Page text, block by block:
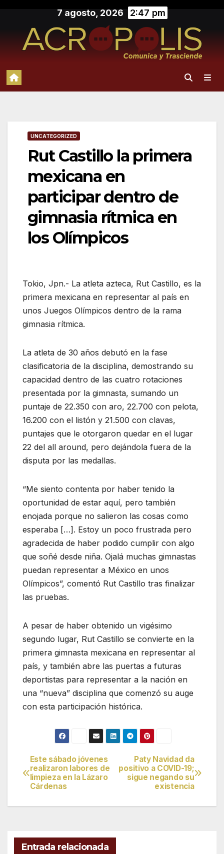
contenido
7 agosto, 2026 2:47 pm
UNCATEGORIZED
Rut Castillo la primera
mexicana en
participar dentro de
gimnasia rítmica en
los Olímpicos
Tokio, Jpn.- La atleta azteca, Rut Castillo, es la
primera mexicana en representar al país en
unos Juegos Olímpicos dentro de la rama
gimnasia rítmica.
La atleta de 30 años debutó en la fase
clasificatoria de la disciplina, demostrando su
capacidad dentro de las cuatro rotaciones
presentada por la gimnasta, sumando un
puntaje de 22.350 con aro, 22.700 con pelota,
16.200 con el listón y 21.500 con clavas,
puntajes que le otorgaron quedar en el lugar
22 del all around, pero dejándola fuera de la
disputa por las medallas.
“Me siento contenta por haber tenido la
oportunidad de estar aquí, pero también
enojada porque no salieron las cosas como
esperaba […]. Estoy un poco frustrada pero
agradecida de haber podido cumplir con algo
que soñé desde niña. Ojalá muchas gimnastas
puedan representar a México en unos
Olímpicos”, comentó Rut Castillo tras finalizar
las pruebas.
A pesar de haber obtenido un vigésimo
segundo lugar, Rut Castillo se convierte en la
primera gimnasta mexicana en representar al
país, y también abre las puertas a futuras
deportistas para representar a la nación en
una “nueva” disciplina que comenzó su auge
con esta participación histórica.
Navegación
de
entradas
Paty Navidad da
positivo a COVID-19;
sigue negando su
existencia
Este sábado jóvenes
realizaron labores de
limpieza en la Lázaro
Cárdenas
Entrada relacionada